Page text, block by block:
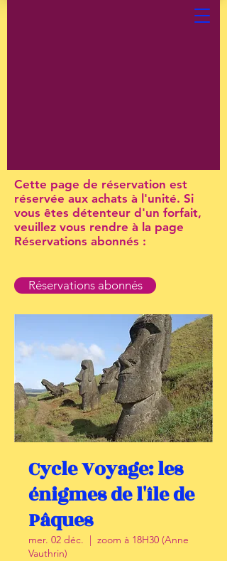
Cette page de réservation est
réservée aux achats à l'unité. Si
vous êtes détenteur d'un forfait,
veuillez vous rendre à la page
Réservations abonnés :
Réservations abonnés
Cycle Voyage: les
énigmes de l'île de
Pâques
mer. 02 déc.
  |
zoom à 18H30 (Anne
Vauthrin)